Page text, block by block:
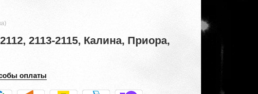
2113-2115, Калина, Приора,
оплаты